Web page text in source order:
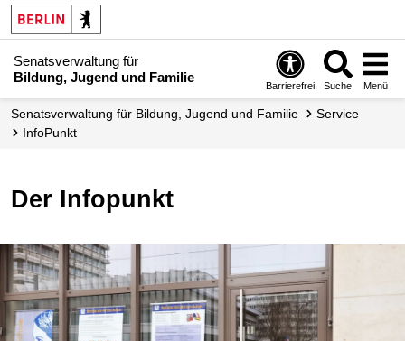
Senatsverwaltung für
Bildung, Jugend und Familie
Barrierefrei Suche Menü
Senats­verwaltung für Bildung, Jugend und Familie
Service
infoPunkt
Der Infopunkt